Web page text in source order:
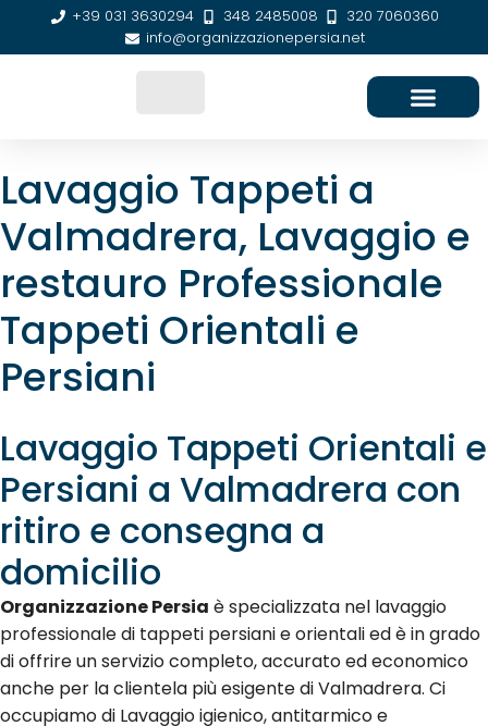
+39 031 3630294 348 2485008
320 7060360
info@organizzazionepersia.net
Lavaggio Tappeti a
Valmadrera, Lavaggio e
restauro Professionale
Tappeti Orientali e
Persiani
Lavaggio Tappeti Orientali e
Persiani a Valmadrera con
ritiro e consegna a
domicilio
Organizzazione Persia è specializzata nel lavaggio
professionale di tappeti persiani e orientali ed è in grado
di offrire un servizio completo, accurato ed economico
anche per la clientela più esigente di Valmadrera. Ci
occupiamo di Lavaggio igienico, antitarmico e